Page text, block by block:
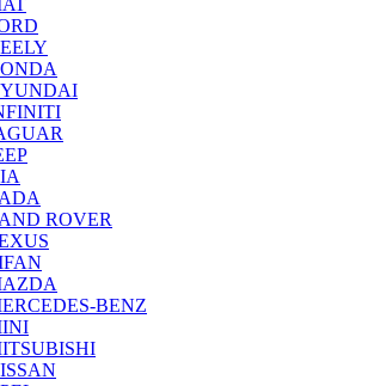
ROVER
BENZ